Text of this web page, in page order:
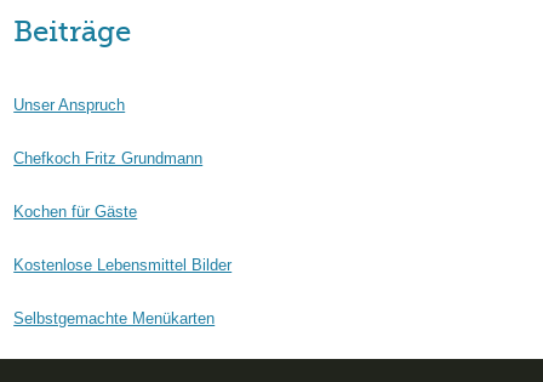
Beiträge
Unser Anspruch
Chefkoch Fritz Grundmann
Kochen für Gäste
Kostenlose Lebensmittel Bilder
Selbstgemachte Menükarten